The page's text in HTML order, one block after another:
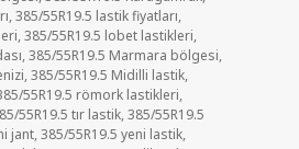
,385/55R19.5 lastik fiyatları,
,385/55R19.5 lobet lastikleri,
,385/55R19.5 Marmara bölgesi,
,385/55R19.5 Midilli lastik,
55R19.5 römork lastikleri,
55R19.5 tır lastik,385/55R19.5
jant,385/55R19.5 yeni lastik,